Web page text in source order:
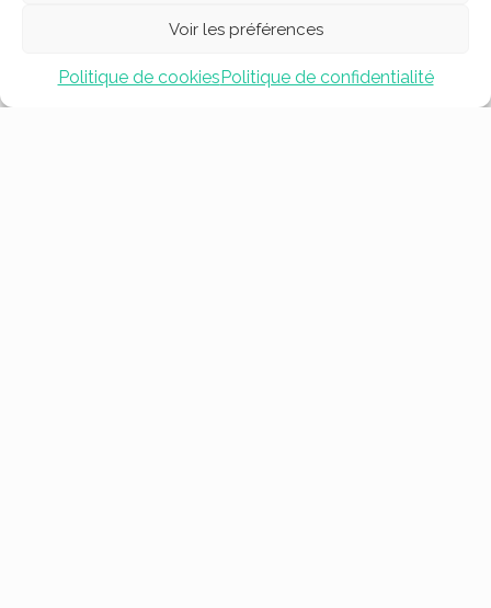
Voir les préférences
Politique de cookiesPolitique de confidentialité